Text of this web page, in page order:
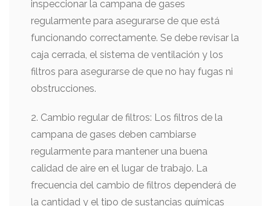
inspeccionar la campana de gases
regularmente para asegurarse de que está
funcionando correctamente. Se debe revisar la
caja cerrada, el sistema de ventilación y los
filtros para asegurarse de que no hay fugas ni
obstrucciones.
2. Cambio regular de filtros: Los filtros de la
campana de gases deben cambiarse
regularmente para mantener una buena
calidad de aire en el lugar de trabajo. La
frecuencia del cambio de filtros dependerá de
la cantidad y el tipo de sustancias químicas